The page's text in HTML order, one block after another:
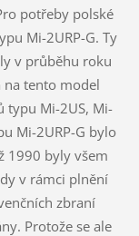
potřeby polské
Mi-2URP-G. Ty
v průběhu roku
na tento model
typu Mi-2US, Mi-
Mi-2URP-G bylo
1990 byly všem
v rámci plnění
zbraní
Protože se ale